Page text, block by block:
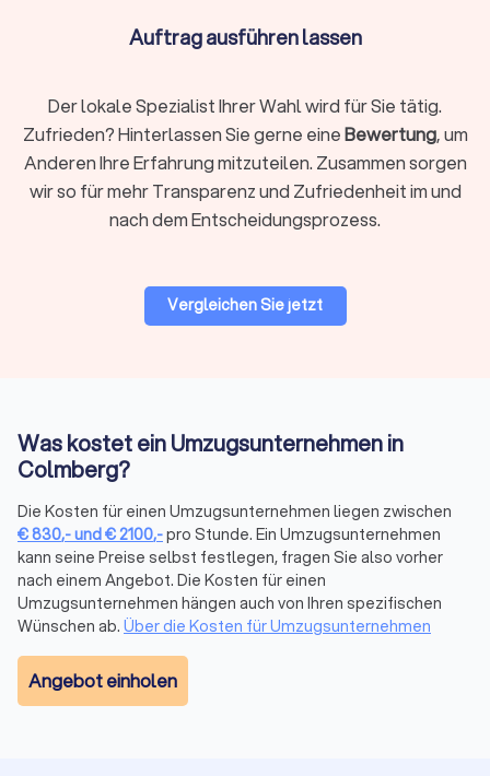
Ist Reinigung nicht im Angebot des
Endreinigung durchführen. Bei engen Terminen,
vielen empfindlichen Gegenständen, hohen Etagen,
eingeschränkten Parkmöglichkeiten oder
beruflicher Belastung empfiehlt sich ein
professionelles Rundum-Paket.
Preise & Modelle in Colmberg
Richtwerte
Umzugshelfer 25–40 € pro Stunde 200–320 €
Möbelpacker 30–50 € pro Stunde 240–400 €
LKW mit
Fahrer
50–100 € pro Stunde
Auftrag ausführen lassen
Der lokale Spezialist Ihrer Wahl wird für Sie tätig.
Zufrieden? Hinterlassen Sie gerne eineBewertung, um
Anderen Ihre Erfahrung mitzuteilen. Zusammen sorgen
wir so für mehr Transparenz und Zufriedenheit im und
nach dem Entscheidungsprozess.
Vergleichen Sie jetzt
Was kostet ein Umzugsunternehmen in
Colmberg?
Die Kosten für einen Umzugsunternehmen liegen zwischen
€830,-und€2100,-pro Stunde. Ein Umzugsunternehmen
kann seine Preise selbst festlegen, fragen Sie also vorher
nach einem Angebot. Die Kosten für einen
Umzugsunternehmen hängen auch von Ihren spezifischen
Wünschen ab. Über die Kosten für Umzugsunternehmen
Angebot einholen